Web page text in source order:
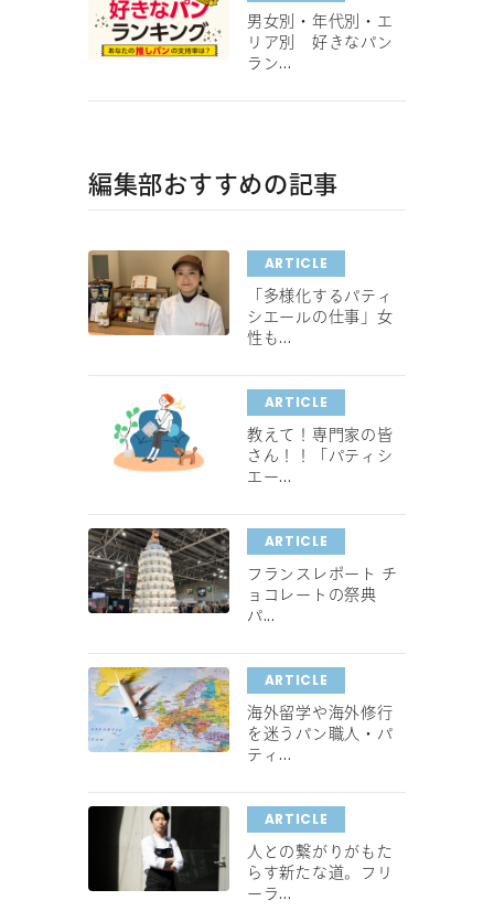
男女別・年代別・エ
リア別 好きなパン
ラン...
編集部おすすめの記事
ARTICLE
「多様化するパティ
シエールの仕事」女
性も...
ARTICLE
教えて！専門家の皆
さん！！「パティシ
エー...
ARTICLE
フランスレポート チ
ョコレートの祭典
パ...
ARTICLE
海外留学や海外修行
を迷うパン職人・パ
ティ...
ARTICLE
人との繋がりがもた
らす新たな道。フリ
ーラ...